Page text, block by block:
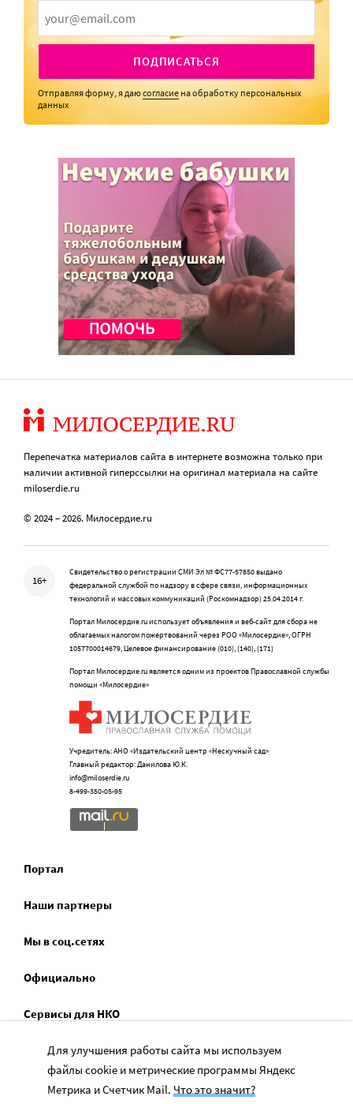
ПОДПИСАТЬСЯ
Отправляя форму, я даюсогласие на обработку персональных
данных
Перепечатка материалов сайта в интернете возможна только при
наличии активной гиперссылки на оригинал материала на сайте
miloserdie.ru
© 2024 – 2026. Милосердие.ru
16+
Свидетельство о регистрации СМИ Эл № ФС77-57850 выдано
федеральной службой по надзору в сфере связи, информационных
технологий и массовых коммуникаций (Роскомнадзор) 25.04.2014 г.
Портал Милосердие.ru использует объявления и веб-сайт для сбора не
облагаемых налогом пожертвований через РОО «Милосердие», ОГРН
1057700014679, Целевое финансирование (010), (140), (171)
Портал Милосердие.ru является одним из проектов Православной службы
помощи «Милосердие»
Учредитель: АНО «Издательский центр «Нескучный сад»
Главный редактор: Данилова Ю.К.
info@miloserdie.ru
8-499-350-05-95
Портал
Наши партнеры
Мы в соц.сетях
Официально
Сервисы для НКО
Спецпроекты
Социальное служение
Для улучшения работы сайта мы используем
файлы cookie и метрические программы Яндекс
Метрика и Счетчик Mail. Что это значит?